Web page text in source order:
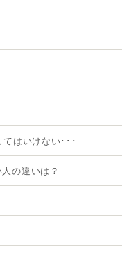
はいけない･･･
の違いは？